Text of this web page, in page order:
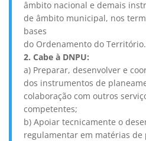
âmbito nacional e demais
de âmbito municipal, nos
bases
do Ordenamento do Território.
2. Cabe à DNPU:
a) Preparar, desenvolver e
dos instrumentos de
colaboração com outros
competentes;
b) Apoiar tecnicamente o
regulamentar em matérias